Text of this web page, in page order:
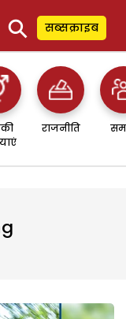
⚲ सब्सक्राइब
राजनीति